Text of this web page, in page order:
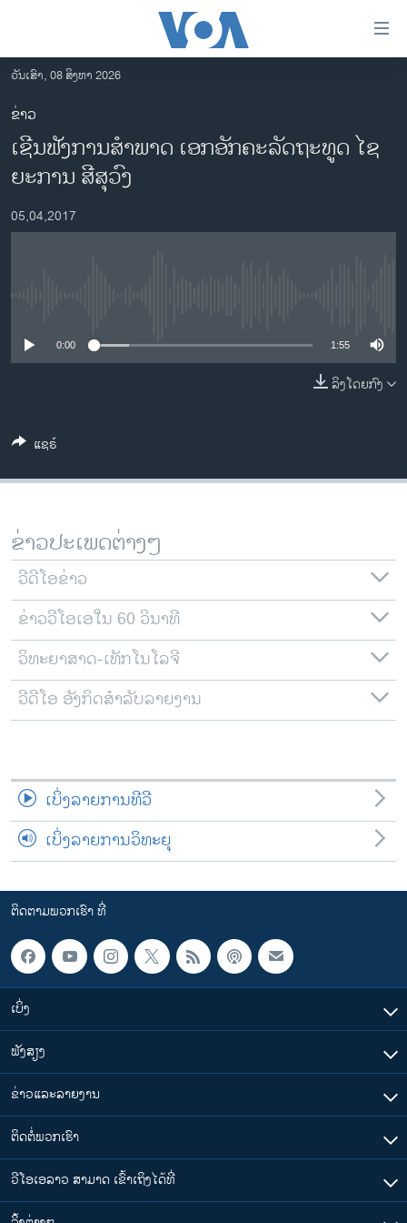
ເຂົ້າ
ຫາ
ຂ້າມ
ຂ້າມ
ຂ້າມ
ໄປ
ຫາ
ຊອກ
ອາເມຣິກາ
ການເລືອກຕັ້ງ ປະທານາທີບໍດີ ສະຫະລັດ 2024
ຂ່າວ​ຈີນ
ຊີວິດຊາວລາວ
ທຸລະກິດ
ພາສາອັງກິດ
ສຽງ
ລາຍການກະຈາຍສຽງ
ລາຍງານ
ຕິດຕາມພວກເຮົາ ທີ່
ພາສາຕ່າງໆ
ວັນເສົາ, 08 ສິງຫາ 2026
ຂ່າວ
ເຊີນຟັງການສຳພາດ ເອກອັກຄະລັດຖະທູດ ໄຊ
ຍະການ ສີສຸວົງ
05,04,2017
0:00 1:55
ລິງໂດຍກົງ
ແຊຣ໌
ຂ່າວປະເພດຕ່າງໆ
ວີດີໂອຂ່າວ
ຂ່າວວີໂອເອໃນ 60 ວິນາທີ
ວິທະຍາສາດ-ເທັກໂນໂລຈີ
ວີດີໂອ ອັງກິດສຳລັບລາຍງານ
ເບິ່ງລາຍການທີວີ
ເບິ່ງລາຍການວິທະຍຸ
ຕິດຕາມພວກເຮົາ ທີ່
ເບິ່ງ
ຟັງສຽງ
ຂ່າວແລະລາຍງານ
ຕິດຕໍ່ພວກເຮົາ
ວີໂອເອລາວ ສາມາດ ເຂົ້າເຖິງໄດ້ທີ່